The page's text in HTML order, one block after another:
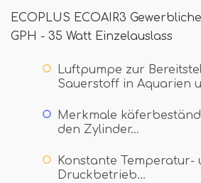
ECOPLUS ECOAIR3
GPH - 35 Watt Einzelauslass
Luftpumpe zur
Sauerstoff in Aquarien
Merkmale
den Zylinder…
Konstante Temperatur-
Druckbetrieb…